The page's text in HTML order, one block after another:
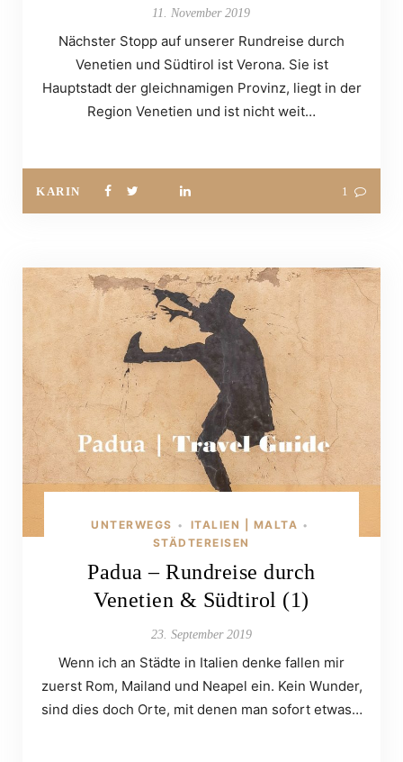
11. November 2019
Nächster Stopp auf unserer Rundreise durch
Venetien und Südtirol ist Verona. Sie ist
Hauptstadt der gleichnamigen Provinz, liegt in der
Region Venetien und ist nicht weit…
KARIN 1
UNTERWEGS • ITALIEN | MALTA •
STÄDTEREISEN
Padua – Rundreise durch
Venetien & Südtirol (1)
23. September 2019
Wenn ich an Städte in Italien denke fallen mir
zuerst Rom, Mailand und Neapel ein. Kein Wunder,
sind dies doch Orte, mit denen man sofort etwas…